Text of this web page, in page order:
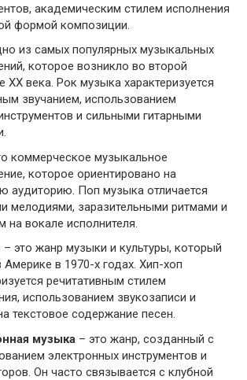
академическим стилем исполнения
формой композиции.
из самых популярных музыкальных
которое возникло во второй
XX века. Рок музыка характеризуется
звучанием, использованием
и сильными гитарными
коммерческое музыкальное
которое ориентировано на
аудиторию. Поп музыка отличается
мелодиями, заразительными ритмами и
на вокале исполнителя.
– это жанр музыки и культуры, который
Америке в 1970-х годах. Хип-хоп
речитативным стилем
использованием звукозаписи и
текстовое содержание песен.
музыка – это жанр, созданный с
электронных инструментов и
Он часто связывается с клубной